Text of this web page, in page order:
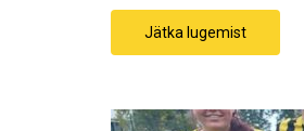
Jätka lugemist